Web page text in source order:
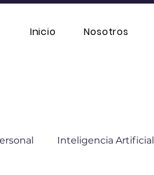
Inicio Nosotros
Inteligencia Artificial